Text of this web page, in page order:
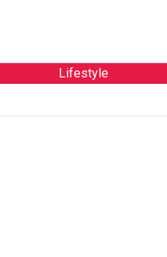
Lifestyle